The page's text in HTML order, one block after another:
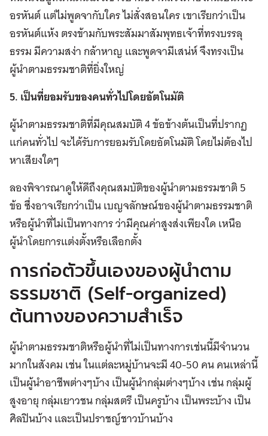
อรหันต์ แต่ไม่พูดจากับใคร ไม่สั่งสอนใคร เขาเรียกว่าเป็น
อรหันต์แห้ง ตรงข้ามกับพระสัมมาสัมพุทธเจ้าที่ทรงบรรลุ
ธรรม มีความสง่า กล้าหาญ และพูดจามีเสน่ห์ จึงทรงเป็น
ผู้นำตามธรรมชาติที่ยิ่งใหญ่
5. เป็นที่ยอมรับของคนทั่วไปโดยอัตโนมัติ
ผู้นำตามธรรมชาติที่มีคุณสมบัติ 4 ข้อข้างต้นเป็นที่ปรากฏ
แก่คนทั่วไป จะได้รับการยอมรับโดยอัตโนมัติ โดยไม่ต้องไป
หาเสียงใดๆ
ลองพิจารณาดูให้ดีถึงคุณสมบัติของผู้นำตามธรรมชาติ 5
ข้อ ซึ่งอาจเรียกว่าเป็น เบญจลักษณ์ของผู้นำตามธรรมชาติ
หรือผู้นำที่ไม่เป็นทางการ ว่ามีคุณค่าสูงส่งเพียงใด เหนือ
ผู้นำโดยการแต่งตั้งหรือเลือกตั้ง
การก่อตัวขึ้นเองของผู้นำตาม
ธรรมชาติ (Self-organized)
ต้นทางของความสำเร็จ
ผู้นำตามธรรมชาติหรือผู้นำที่ไม่เป็นทางการเช่นนี้มีจำนวน
มากในสังคม เช่น ในแต่ละหมู่บ้านจะมี 40-50 คน คนเหล่านี้
เป็นผู้นำอาชีพต่างๆบ้าง เป็นผู้นำกลุ่มต่างๆบ้าง เช่น กลุ่มผู้
สูงอายุ กลุ่มเยาวชน กลุ่มสตรี เป็นครูบ้าง เป็นพระบ้าง เป็น
ศิลปินบ้าง และเป็นปราชญ์ชาวบ้านบ้าง